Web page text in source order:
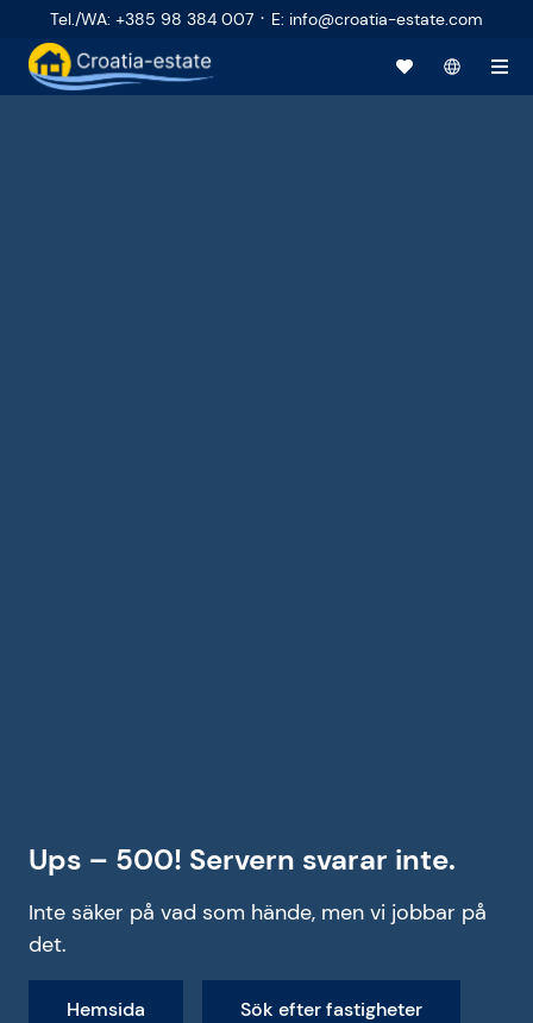
Tel./WA: +385 98 384 007 · E: info@croatia-estate.com
Ups – 500! Servern svarar inte.
Inte säker på vad som hände, men vi jobbar på
det.
Hemsida Sök efter fastigheter